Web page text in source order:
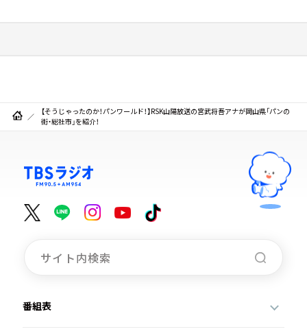
【そうじゃったのか！パンワールド！】RSK山陽放送の宮武将吾アナが岡山県「パンの
街・総社市」を紹介！
番組表